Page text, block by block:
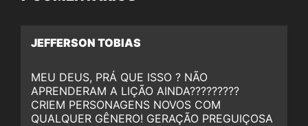
JEFFERSON TOBIAS
MEU DEUS, PRÁ QUE ISSO ? NÃO
APRENDERAM A LIÇÃO AINDA?????????
CRIEM PERSONAGENS NOVOS COM
QUALQUER GÊNERO! GERAÇÃO PREGUIÇOSA